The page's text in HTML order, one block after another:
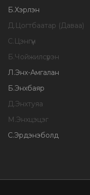
Б.Хэрлэн
Д.Цогтбаатар (Даваа)
С.Цэнгүүн
Б.Чойжилсүрэн
Л.Энх-Амгалан
Б.Энхбаяр
Д.Энхтуяа
М.Энхцэцэг
С.Эрдэнэболд